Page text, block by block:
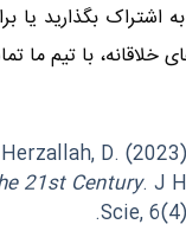
اشتراک بگذارید یا
خلاقانه، با تیم ما
D.
21st Century. J
Scie,